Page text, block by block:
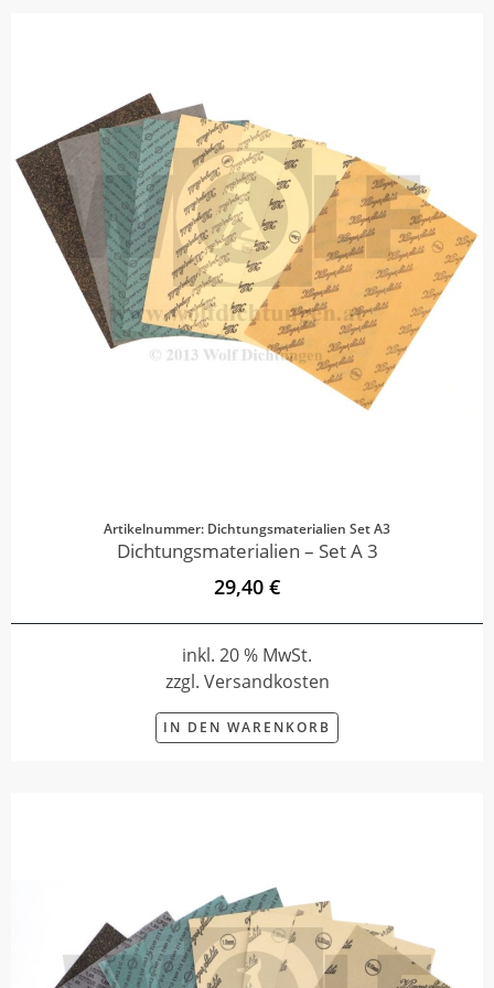
Artikelnummer: Dichtungsmaterialien Set A3
Dichtungsmaterialien – Set A 3
29,40 €
inkl. 20 % MwSt.
zzgl. Versandkosten
IN DEN WARENKORB